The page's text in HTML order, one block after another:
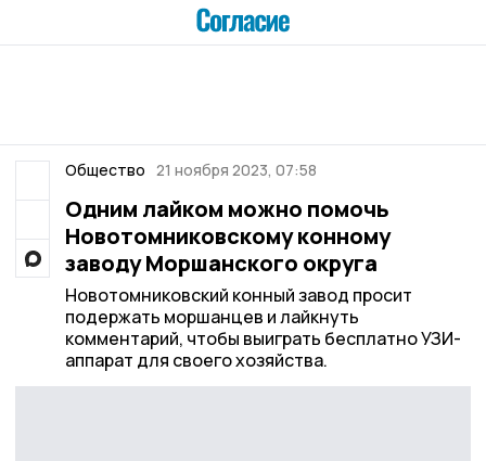
Общество 21 ноября 2023, 07:58
Одним лайком можно помочь
Новотомниковскому конному
заводу Моршанского округа
Новотомниковский конный завод просит
подержать моршанцев и лайкнуть
комментарий, чтобы выиграть бесплатно УЗИ-
аппарат для своего хозяйства.